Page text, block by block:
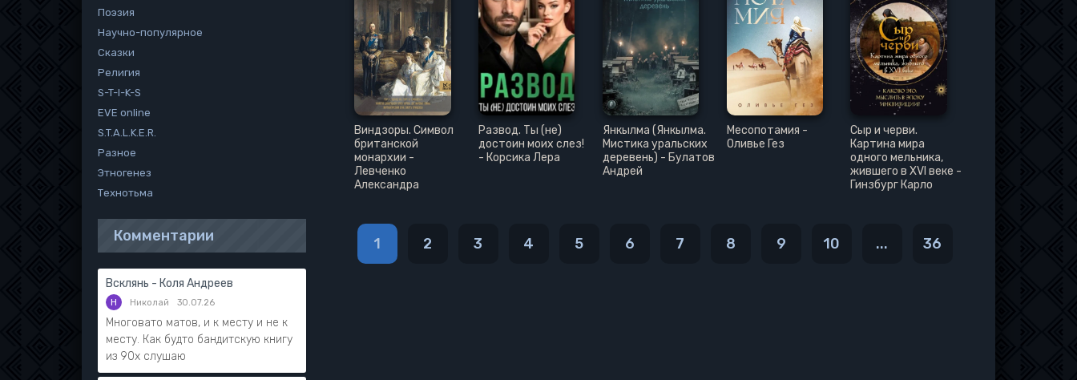
Виндзоры. Символ
британской
монархии -
Левченко
Александра
Развод. Ты (не)
достоин моих слез!
- Корсика Лера
Янкылма (Янкылма.
Мистика уральских
деревень) - Булатов
Андрей
Месопотамия -
Оливье Гез
Сыр и черви.
Картина мира
одного мельника,
жившего в XVI веке -
Гинзбург Карло
1 2 3 4 5 6 7 8 9 10 ... 36
Поэзия
Научно-популярное
Сказки
Религия
S-T-I-K-S
EVE online
S.T.A.L.K.E.R.
Разное
Этногенез
Технотьма
Комментарии
Всклянь - Коля Андреев
Н Николай 30.07.26
Многовато матов, и к месту и не к
месту. Как будто бандитскую книгу
из 90х слушаю